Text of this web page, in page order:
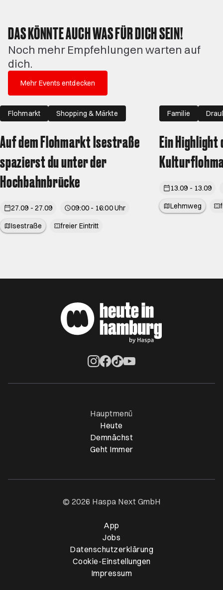
DAS KÖNNTE AUCH WAS FÜR DICH SEIN!
Noch mehr Empfehlungen warten auf
dich.
Mehr Events entdecken
Flohmarkt
Shopping & Märkte
Auf dem Flohmarkt Isestraße
spazierst du unter der
Hochbahnbrücke
27.09 - 27.09
09:00 - 16:00 Uhr
Isestraße
freier Eintritt
Familie
Ein Highlight
13.09 - 13.09
Lehmweg
Hauptmenü
Heute
Demnächst
Geht Immer
© 2026 Haspa Next GmbH
App
Jobs
Datenschutzerklärung
Cookie-Einstellungen
Impressum